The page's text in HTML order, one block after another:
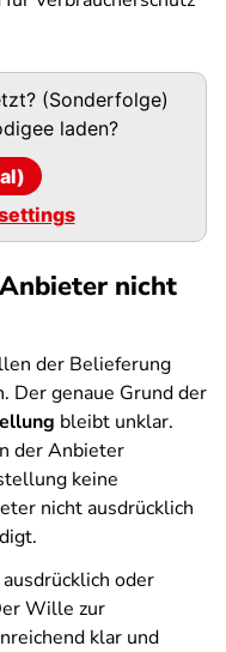
(Sonderfolge)
laden?
nicht
der Belieferung
Der genaue Grund der
bleibt unklar.
der Anbieter
keine
nicht ausdrücklich
oder
Wille zur
klar und